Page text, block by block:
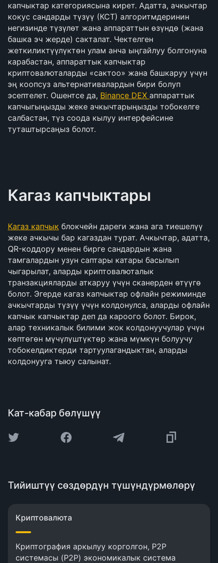
капчыктар категориясына кирет. Адатта, ачкычтар
кокус сандарды түзүү (КСТ) алгоритмдеринин
негизинде түзүлөт жана аппараттын өзүндө (жана
башка эч жерде) сакталат. Чектелген
жеткиликтүүлүктөн улам анча ыңгайлуу болгонуна
карабастан, аппараттык капчыктар
криптовалюталарды «сактоо» жана башкаруу үчүн
эң коопсуз альтернативалардын бири болуп
эсептелет. Ошентсе да, Binance DEX аппараттык
капчыгыңызды жеке ачкычтарыңызды тобокелге
салбастан, түз соода кылуу интерфейсине
туташтырсаңыз болот.
Кагаз капчыктары
Кагаз капчык блокчейн дареги жана ага тиешелүү
жеке ачкычы бар кагаздан турат. Ачкычтар, адатта,
QR-коддору менен бирге сандардын жана
тамгалардын узун саптары катары басылып
чыгарылат, аларды криптовалюталык
транзакцияларды аткаруу үчүн сканерден өтүүгө
болот. Эгерде кагаз капчыктар офлайн режиминде
ачкычтарды түзүү үчүн колдонулса, аларды офлайн
капчык капчыктар деп да кароого болот. Бирок,
алар техникалык билими жок колдонуучулар үчүн
көптөгөн мүчүлүштүктөр жана мүмкүн болуучу
тобокелдиктерди тартуулагандыктан, аларды
колдонууга тыюу салынат.
Кат-кабар бөлүшүү
Тийиштүү сөздөрдүн түшүндүрмөлөрү
Криптовалюта
Криптография аркылуу корголгон, P2P
системасы (P2P) экономикалык система